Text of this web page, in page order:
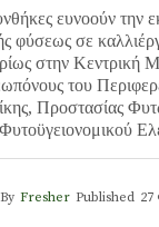
ευνοούν την
φύσεως σε
στην Κεντρική
του
Προστασίας
Φυτοϋγειονομικού
By Fresher Published 27